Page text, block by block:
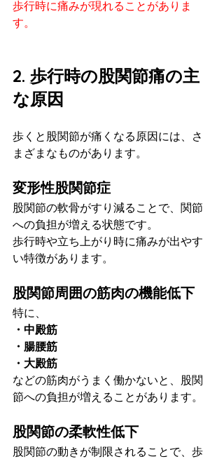
歩行時に痛みが現れることがありま
す。
2. 歩行時の股関節痛の主
な原因
歩くと股関節が痛くなる原因には、さ
まざまなものがあります。
変形性股関節症
股関節の軟骨がすり減ることで、関節
への負担が増える状態です。
歩行時や立ち上がり時に痛みが出やす
い特徴があります。
股関節周囲の筋肉の機能低下
特に、
・中殿筋
・腸腰筋
・大殿筋
などの筋肉がうまく働かないと、股関
節への負担が増えることがあります。
股関節の柔軟性低下
股関節の動きが制限されることで、歩